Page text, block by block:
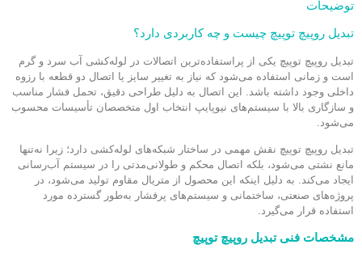
توضیحات
تبدیل روپیچ توپیچ چیست و چه کاربردی دارد؟
تبدیل روپیچ توپیچ یکی از پراستفاده‌ترین اتصالات در لوله‌کشی آب سرد و گرم
است و زمانی استفاده می‌شود که نیاز به تغییر سایز یا اتصال دو قطعه با رزوه
داخلی وجود داشته باشد. این اتصال به دلیل طراحی دقیق، تحمل فشار مناسب
و سازگاری بالا با سیستم‌های نیوپایپ انتخاب اول متخصصان تأسیسات محسوب
می‌شود.
تبدیل روپیچ توپیچ نقش مهمی در ساختار شبکه‌های لوله‌کشی دارد؛ زیرا نه‌تنها
مانع نشتی می‌شود، بلکه اتصال محکم و طولانی‌مدتی را در سیستم آب‌رسانی
ایجاد می‌کند. به دلیل اینکه این محصول از متریال مقاوم تولید می‌شود، در
پروژه‌های صنعتی، ساختمانی و سیستم‌های پرفشار به‌طور گسترده مورد
استفاده قرار می‌گیرد.
مشخصات فنی تبدیل روپیچ توپیچ